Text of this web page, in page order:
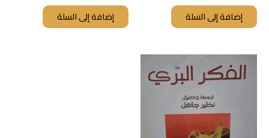
إضافة إلى السلة إضافة إلى السلة